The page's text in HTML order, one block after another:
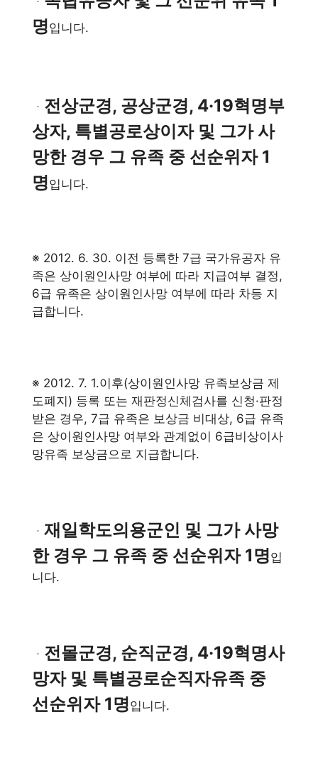
명입니다.
ㆍ 전상군경, 공상군경, 4·19혁명부
상자, 특별공로상이자 및 그가 사
망한 경우 그 유족 중 선순위자 1
명입니다.
※ 2012. 6. 30. 이전 등록한 7급 국가유공자 유
족은 상이원인사망 여부에 따라 지급여부 결정,
6급 유족은 상이원인사망 여부에 따라 차등 지
급합니다.
※ 2012. 7. 1.이후(상이원인사망 유족보상금 제
도폐지) 등록 또는 재판정신체검사를 신청·판정
받은 경우, 7급 유족은 보상금 비대상, 6급 유족
은 상이원인사망 여부와 관계없이 6급비상이사
망유족 보상금으로 지급합니다.
ㆍ 재일학도의용군인 및 그가 사망
한 경우 그 유족 중 선순위자 1명입
니다.
ㆍ 전몰군경, 순직군경, 4·19혁명사
망자 및 특별공로순직자유족 중
선순위자 1명입니다.